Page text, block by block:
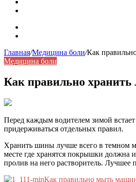
Главная/Медицина боли/Как
Медицина боли
Как правильно
Перед каждым водителем зимой
придерживаться отдельных правил.
Хранить шины лучше всего в темном
месте где хранятся покрышки должна
пролив на него растворитель.
Как правильно мыть